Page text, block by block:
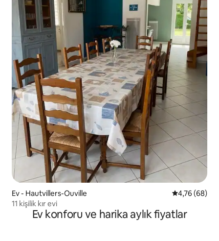
Ev - Hautvillers-Ouville 5 üzerinden
4,76 (68)
11 kişilik kır evi
Ev konforu ve harika aylık fiyatlar